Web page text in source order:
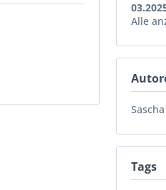
Alle
Tags